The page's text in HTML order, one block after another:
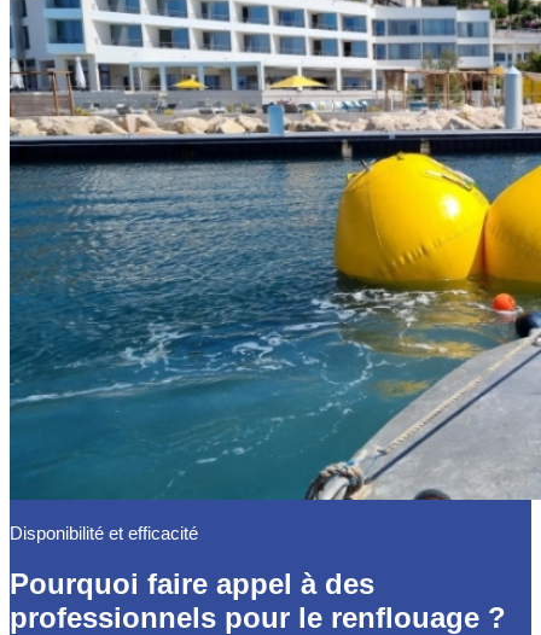
Disponibilité et efficacité
Pourquoi faire appel à des
professionnels pour le renflouage ?